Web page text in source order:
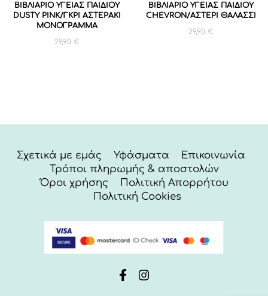
ΒΙΒΛΙΑΡΙΟ ΥΓΕΙΑΣ ΠΑΙΔΙΟΥ
DUSTY PINK/ΓΚΡΙ ΑΣΤΕΡΑΚΙ
ΜΟΝΟΓΡΑΜΜΑ
29,90 €
ΒΙΒΛΙΑΡΙΟ ΥΓΕΙΑΣ ΠΑΙΔΙΟΥ
CHEVRON/ΑΣΤΕΡΙ ΘΑΛΑΣΣΙ
29,90 €
Σχετικά με εμάς Υφάσματα
Επικοινωνία
Τρόποι πληρωμής & αποστολών
Όροι χρήσης
Πολιτική Απορρήτου
Πολιτική Cookies